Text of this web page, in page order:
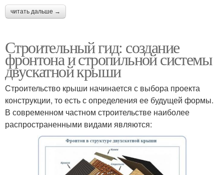
читать дальше →
Строительный гид: создание
фронтона и стропильной системы
двускатной крыши
Строительство крыши начинается с выбора проекта
конструкции, то есть с определения ее будущей формы.
В современном частном строительстве наиболее
распространенными видами являются: